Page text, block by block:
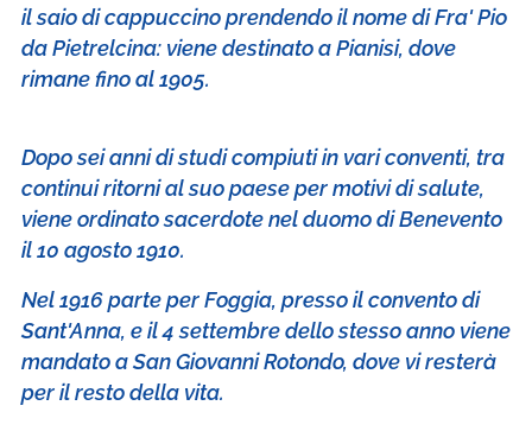
il saio di cappuccino prendendo il nome di Fra' Pio
da Pietrelcina: viene destinato a Pianisi, dove
rimane fino al 1905.
Dopo sei anni di studi compiuti in vari conventi, tra
continui ritorni al suo paese per motivi di salute,
viene ordinato sacerdote nel duomo di Benevento
il 10 agosto 1910.
Nel 1916 parte per Foggia, presso il convento di
Sant'Anna, e il 4 settembre dello stesso anno viene
mandato a San Giovanni Rotondo, dove vi resterà
per il resto della vita.